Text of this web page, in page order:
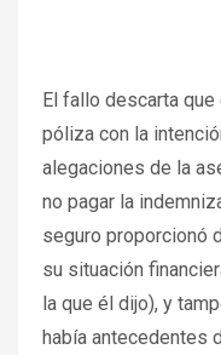
El fallo descarta
póliza con la
alegaciones de la
no pagar la
seguro proporcionó
su situación
la que él dijo), y
había antecedentes